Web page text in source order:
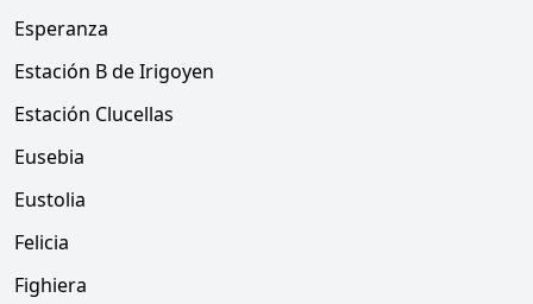
Esperanza
Estación B de Irigoyen
Estación Clucellas
Eusebia
Eustolia
Felicia
Fighiera